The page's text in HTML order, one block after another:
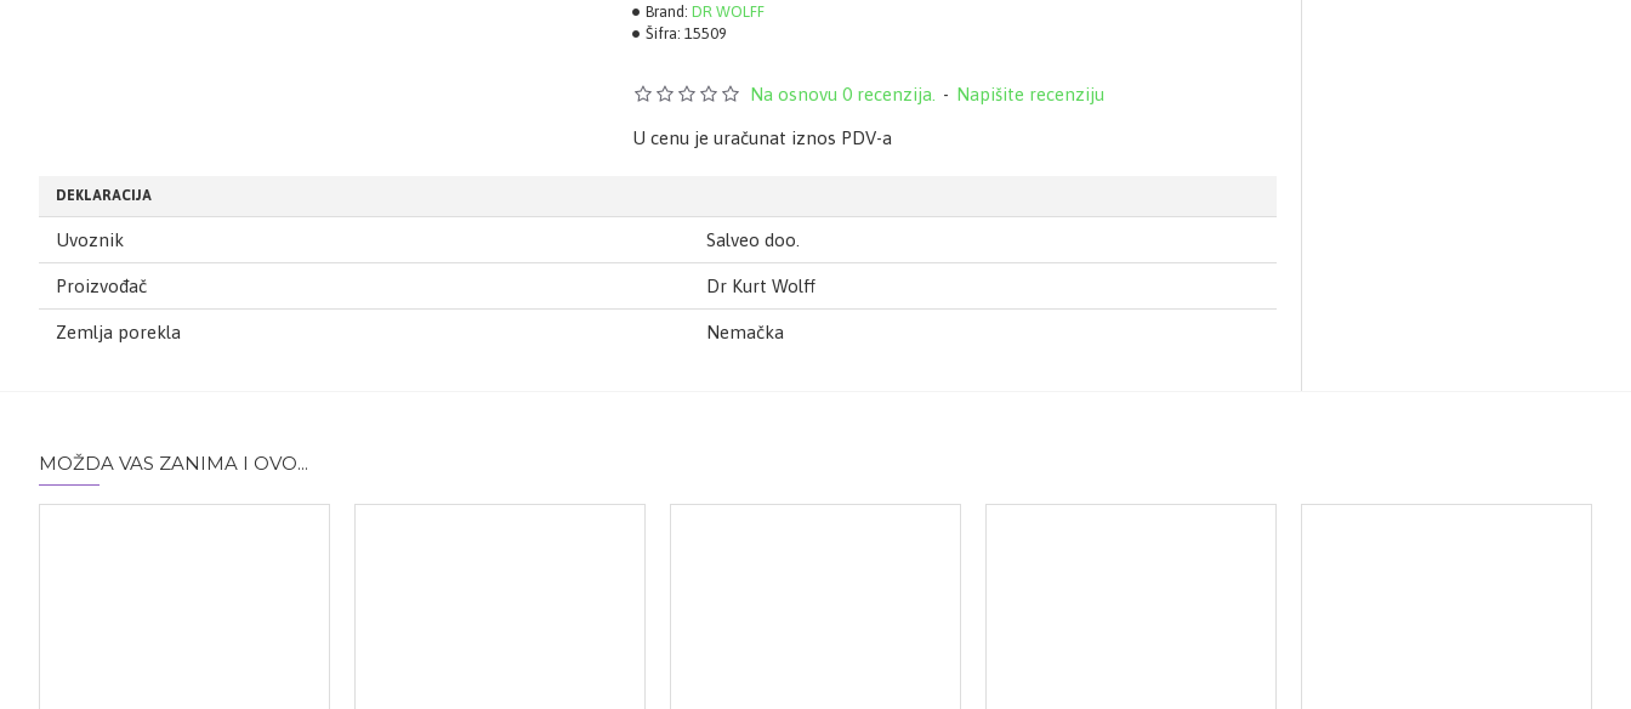
Brand: DR WOLFF
Šifra: 15509
Na osnovu 0 recenzija. - Napišite recenziju
U cenu je uračunat iznos PDV-a
DEKLARACIJA
Uvoznik Salveo doo.
Proizvođač Dr Kurt Wolff
Zemlja porekla Nemačka
MOŽDA VAS ZANIMA I OVO...